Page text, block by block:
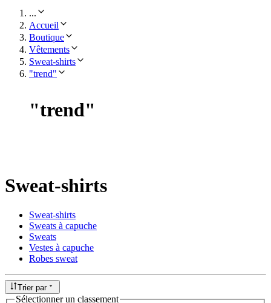
...
Accueil
Boutique
Vêtements
Sweat-shirts
"trend"
"trend"
Sweat-shirts
Sweat-shirts
Sweats à capuche
Sweats
Vestes à capuche
Robes sweat
Trier par
Sélectionner un classement